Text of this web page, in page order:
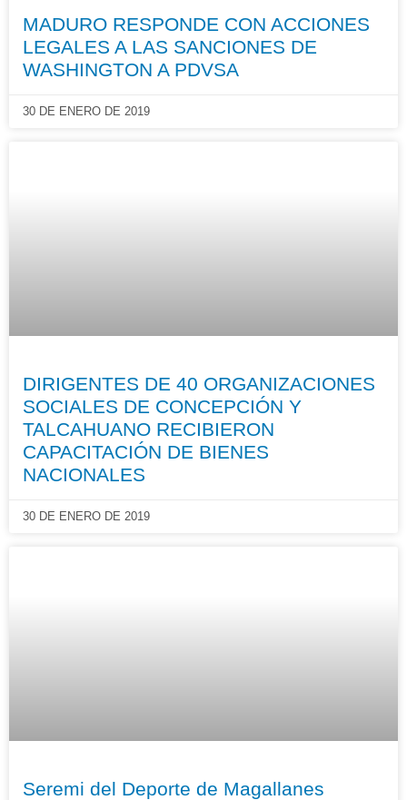
MADURO RESPONDE CON ACCIONES
LEGALES A LAS SANCIONES DE
WASHINGTON A PDVSA
30 DE ENERO DE 2019
DIRIGENTES DE 40 ORGANIZACIONES
SOCIALES DE CONCEPCIÓN Y
TALCAHUANO RECIBIERON
CAPACITACIÓN DE BIENES
NACIONALES
30 DE ENERO DE 2019
Seremi del Deporte de Magallanes